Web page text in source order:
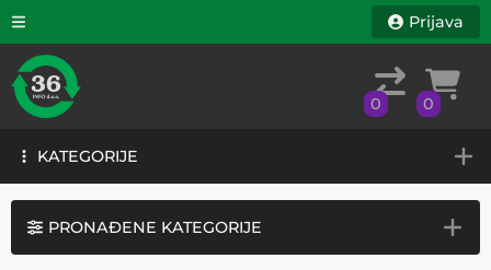
KATEGORIJE
Prijava
0 0
KATEGORIJE
PRONAĐENE KATEGORIJE